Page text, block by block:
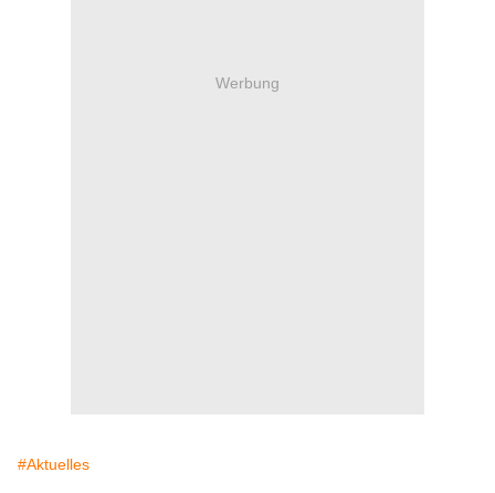
Werbung
#Aktuelles